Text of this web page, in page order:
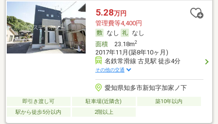
5.28万円
管理費等4,400円
なし
なし
面積23.18m2
2017年11月(築8年10ヶ月)
名鉄常滑線 古見駅 徒歩4分
その他の交通
愛知県知多市新知字加家ノ下
即引き渡し可 駐車場(近隣含)
築10年以内
駅から徒歩5分以内
2階以上